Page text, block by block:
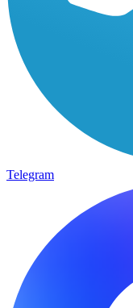
Telegram